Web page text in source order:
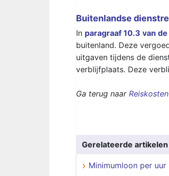
Buitenlandse
In paragraaf 10.3 van de
buitenland. Deze
uitgaven tijdens de
verblijfplaats. Deze
Ga terug naar
Gerelateerde
Minimumloon per uur